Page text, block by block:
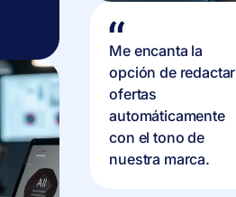
Me encanta la
opción de redactar
ofertas
automáticamente
con el tono de
nuestra marca.